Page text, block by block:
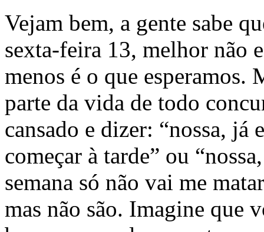
Vejam bem, a gente sabe
sexta-feira 13, melhor não
menos é o que esperamos.
parte da vida de todo
cansado e dizer: “nossa,
começar à tarde” ou
semana só não vai me
mas não são. Imagine que